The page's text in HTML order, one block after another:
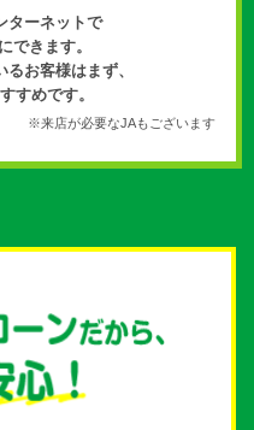
ターネットで
できます。
お客様はまず、
すめです。
※来店が必要なJAもございます